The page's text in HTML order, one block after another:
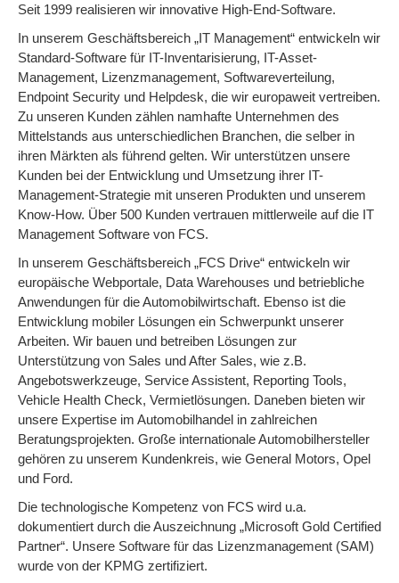
Seit 1999 realisieren wir innovative High-End-Software.
In unserem Geschäftsbereich „IT Management“ entwickeln wir
Standard-Software für IT-Inventarisierung, IT-Asset-
Management, Lizenzmanagement, Softwareverteilung,
Endpoint Security und Helpdesk, die wir europaweit vertreiben.
Zu unseren Kunden zählen namhafte Unternehmen des
Mittelstands aus unterschiedlichen Branchen, die selber in
ihren Märkten als führend gelten. Wir unterstützen unsere
Kunden bei der Entwicklung und Umsetzung ihrer IT-
Management-Strategie mit unseren Produkten und unserem
Know-How. Über 500 Kunden vertrauen mittlerweile auf die IT
Management Software von FCS.
In unserem Geschäftsbereich „FCS Drive“ entwickeln wir
europäische Webportale, Data Warehouses und betriebliche
Anwendungen für die Automobilwirtschaft. Ebenso ist die
Entwicklung mobiler Lösungen ein Schwerpunkt unserer
Arbeiten. Wir bauen und betreiben Lösungen zur
Unterstützung von Sales und After Sales, wie z.B.
Angebotswerkzeuge, Service Assistent, Reporting Tools,
Vehicle Health Check, Vermietlösungen. Daneben bieten wir
unsere Expertise im Automobilhandel in zahlreichen
Beratungsprojekten. Große internationale Automobilhersteller
gehören zu unserem Kundenkreis, wie General Motors, Opel
und Ford.
Die technologische Kompetenz von FCS wird u.a.
dokumentiert durch die Auszeichnung „Microsoft Gold Certified
Partner“. Unsere Software für das Lizenzmanagement (SAM)
wurde von der KPMG zertifiziert.